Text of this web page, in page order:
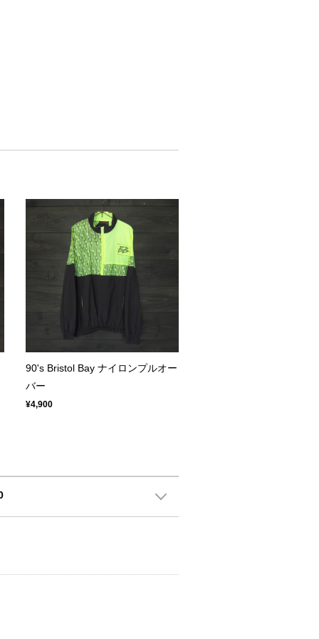
90's Bristol Bay ナイロンプルオー
バー
¥4,900